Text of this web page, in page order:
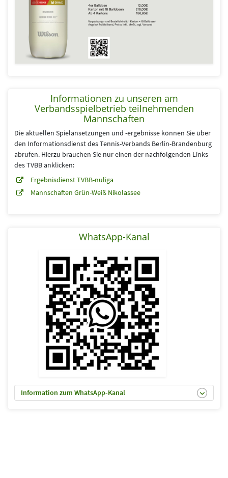
Informationen zu unseren am
Verbandsspielbetrieb teilnehmenden
Mannschaften
Die aktuellen Spielansetzungen und -ergebnisse können Sie über
den Informationsdienst des Tennis-Verbands Berlin-Brandenburg
abrufen. Hierzu brauchen Sie nur einen der nachfolgenden Links
des TVBB anklicken:
Ergebnisdienst TVBB-nuliga
Mannschaften Grün-Weiß Nikolassee
WhatsApp-Kanal
Information zum WhatsApp-Kanal